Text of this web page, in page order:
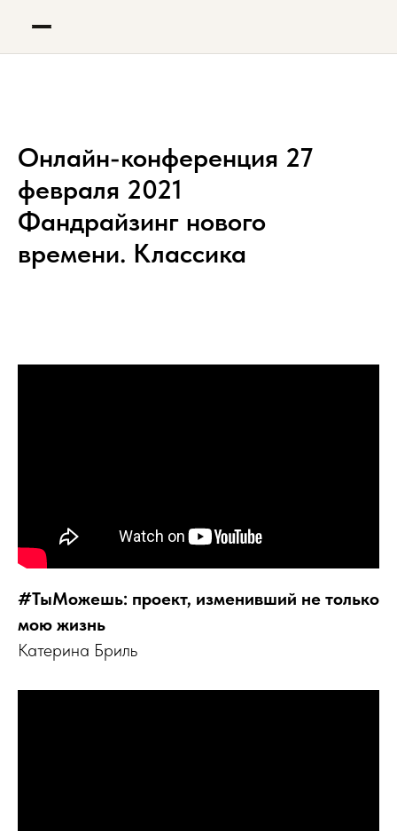
ИМЯ
ЭЛЕКТРОННАЯ ПОЧТА
Онлайн-конференция 27
февраля 2021
Фандрайзинг нового
времени. Классика
#ТыМожешь: проект, изменивший не только
мою жизнь
Катерина Бриль